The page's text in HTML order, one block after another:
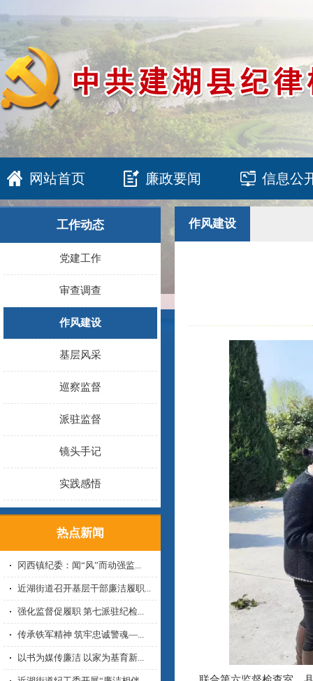
网站首页 廉政要闻 信息公
工作动态
党建工作
审查调查
作风建设
基层风采
巡察监督
派驻监督
镜头手记
实践感悟
热点新闻
冈西镇纪委：闻“风”而动强监...
近湖街道召开基层干部廉洁履职...
强化监督促履职 第七派驻纪检...
传承铁军精神 筑牢忠诚警魂—...
以书为媒传廉洁 以家为基育新...
作风建设